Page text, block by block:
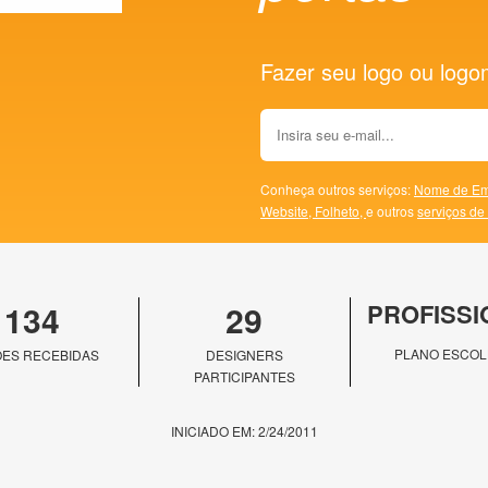
Fazer seu logo ou
Conheça outros serviços: Nome de
Website, Folheto, e outrosserviços
134
RECEBIDAS
29
DESIGNERS
PARTICIPANTES
PLANO
INICIADO EM: 2/24/2011